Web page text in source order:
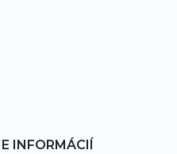
INFORMÁCIÍ